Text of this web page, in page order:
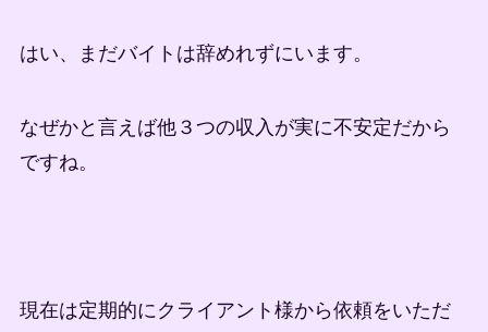
はい、まだバイトは辞めれずにいます。
なぜかと言えば他３つの収入が実に不安定だから
ですね。
現在は定期的にクライアント様から依頼をいただ